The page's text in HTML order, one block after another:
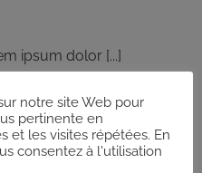
ipsum dolor [...]
notre site Web pour
pertinente en
et les visites répétées. En
consentez à l'utilisation